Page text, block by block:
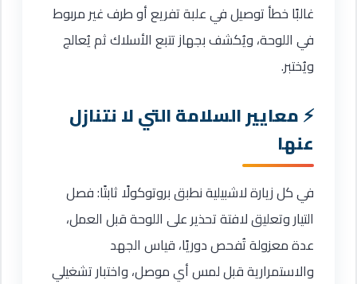
غالبًا خطأ توصيل في علبة تفريع أو طرف غير مربوط
في اللوحة، ويُكشف بجهاز تتبع الأسلاك ثم يُعالج
ويُختبر.
معايير السلامة التي لا نتنازل
عنها
في كل زيارة لاشبيلية نطبق بروتوكولًا ثابتًا: فصل
التيار وتعليق لافتة تحذير على اللوحة قبل العمل،
عدة معزولة تُفحص دوريًا، قياس الجهد
والاستمرارية قبل لمس أي موصل، واختبار تشغيلي